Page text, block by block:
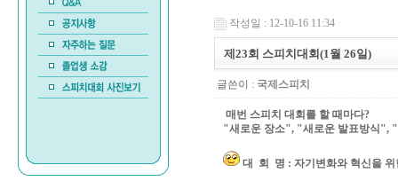
작성일 : 12-10-16 11:34
제23회 스피치대회(1월 26일)
글쓴이 : 국제스피치
매번 스피치 대회를 할 때마다?
"새로운 장소", "새로운 발표방식",
대 회 명 : 자기변화와 혁신을 위